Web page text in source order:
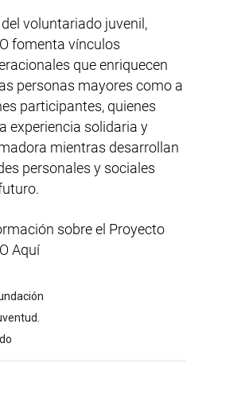
voluntariado juvenil,
fomenta vínculos
que enriquecen
personas mayores como a
participantes, quienes
experiencia solidaria y
mientras desarrollan
personales y sociales
sobre el Proyecto
Aquí
,